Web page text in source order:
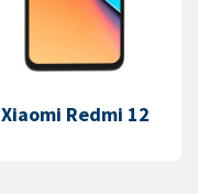
Xiaomi Redmi 12